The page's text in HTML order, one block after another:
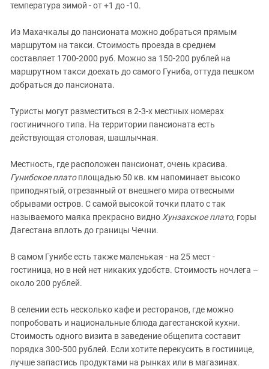
температура зимой - от +1 до -10.
Из Махачкалы до пансионата можно добраться прямым
маршрутом на такси. Стоимость проезда в среднем
составляет 1700-2000 руб. Можно за 150-200 рублей на
маршрутном такси доехать до самого Гуниба, оттуда пешком
добраться до пансионата.
Туристы могут разместиться в 2-3-х местных номерах
гостиничного типа. На территории пансионата есть
действующая столовая, шашлычная.
Местность, где расположен пансионат, очень красива.
Гунибское платоплощадью 50 кв. км напоминает высоко
приподнятый, отрезанный от внешнего мира отвесными
обрывами остров. С самой высокой точки плато с так
называемого маяка прекрасно видноХунзахское плато, горы
Дагестана вплоть до границы Чечни.
В самом Гунибе есть также маленькая - на 25 мест -
гостиница, но в ней нет никаких удобств. Стоимость ночлега –
около 200 рублей.
В селении есть несколько кафе и ресторанов, где можно
попробовать и национальные блюда дагестанской кухни.
Стоимость одного визита в заведение общепита составит
порядка 300-500 рублей. Если хотите перекусить в гостинице,
лучше запастись продуктами на рынках или в магазинах.